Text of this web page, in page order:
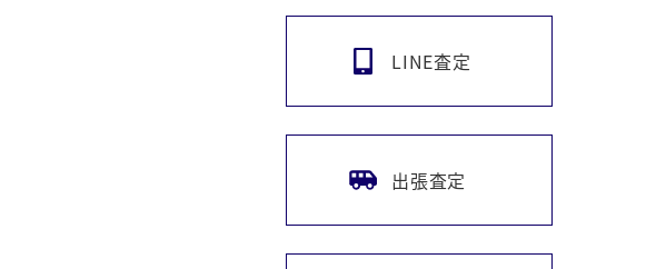
LINE査定
出張査定